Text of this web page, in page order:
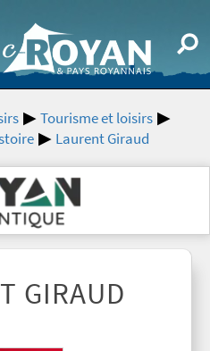
Tourisme et loisirs
Laurent Giraud
GIRAUD